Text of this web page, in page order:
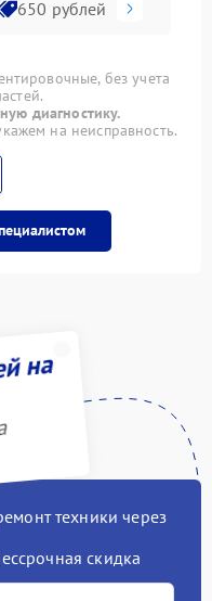
650 рублей
без учета
диагностику.
на неисправность.
на
техники через
скидка